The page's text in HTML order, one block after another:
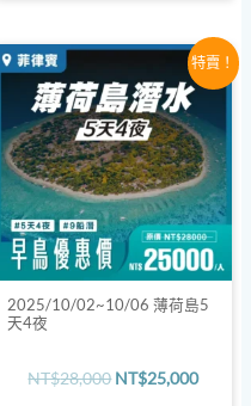
特賣！
2025/10/02~10/06 薄荷島5
天4夜
NT$28,000
原
價
格：
NT$28,000。
NT$25,000
目
前
價
格：